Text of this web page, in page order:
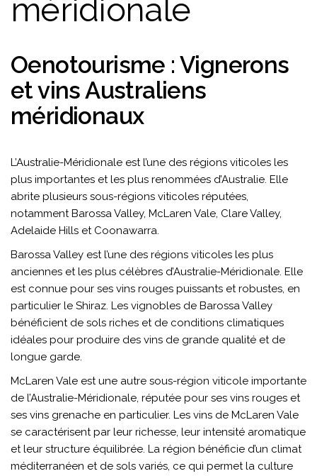
méridionale
Oenotourisme : Vignerons
et vins Australiens
méridionaux
L’Australie-Méridionale est l’une des régions viticoles les
plus importantes et les plus renommées d’Australie. Elle
abrite plusieurs sous-régions viticoles réputées,
notamment Barossa Valley, McLaren Vale, Clare Valley,
Adelaide Hills et Coonawarra.
Barossa Valley est l’une des régions viticoles les plus
anciennes et les plus célèbres d’Australie-Méridionale. Elle
est connue pour ses vins rouges puissants et robustes, en
particulier le Shiraz. Les vignobles de Barossa Valley
bénéficient de sols riches et de conditions climatiques
idéales pour produire des vins de grande qualité et de
longue garde.
McLaren Vale est une autre sous-région viticole importante
de l’Australie-Méridionale, réputée pour ses vins rouges et
ses vins grenache en particulier. Les vins de McLaren Vale
se caractérisent par leur richesse, leur intensité aromatique
et leur structure équilibrée. La région bénéficie d’un climat
méditerranéen et de sols variés, ce qui permet la culture